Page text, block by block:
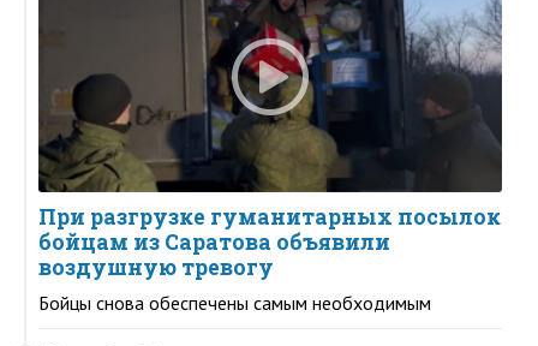
При разгрузке гуманитарных посылок
бойцам из Саратова объявили
воздушную тревогу
Бойцы снова обеспечены самым необходимым